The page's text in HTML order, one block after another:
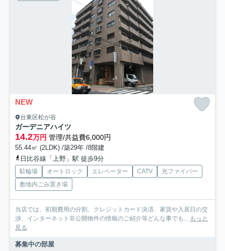
NEW
台東区松が谷
ガーデニアハイツ
14.2万円 管理/共益費6,000円
55.44㎡ (2LDK) /築29年 /8階建
日比谷線「上野」駅 徒歩9分
駐輪場 オートロック エレベーター CATV
光ファイバー
敷地内ごみ置き場
当店では、初期費用の分割、クレジットカード決済、家賃や入居日の交
渉、インターネット非公開物件の情報のご紹介等どんな事でも... もっと
見る
募集中の部屋